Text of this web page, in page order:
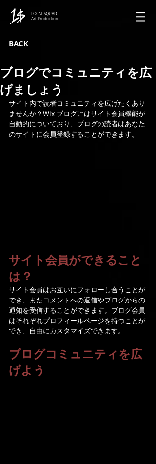
LOCAL SQUAD
Art Production
BACK
ブログでコミュニティを広
げましょう
サイト内で読者コミュニティを広げたくあり
ませんか？Wix ブログにはサイト会員機能が
自動的についており、ブログの読者はあなた
のサイトに会員登録することができます。
サイト会員ができること
は？
サイト会員はお互いにフォローし合うことが
でき、またコメントへの返信やブログからの
通知を受信することができます。ブログ会員
はそれぞれプロフィールページを持つことが
でき、自由にカスタマイズできます。
ブログコミュニティを広
げよう